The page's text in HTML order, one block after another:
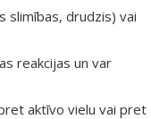
slimības, drudzis) vai
reakcijas un var
aktīvo vielu vai pret